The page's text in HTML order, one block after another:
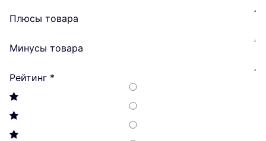
Плюсы товара
Минусы товара
Рейтинг *